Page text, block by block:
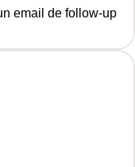
email de follow-up